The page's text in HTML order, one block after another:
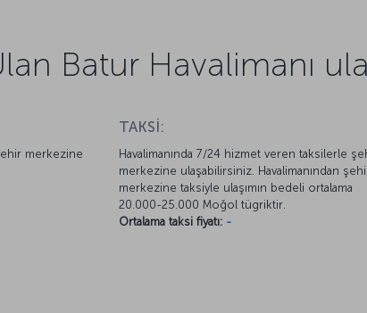
Batur Havalimanı
merkezine
TAKSİ:
Havalimanında 7/24 hizmet veren taksilerle
merkezine ulaşabilirsiniz. Havalimanından
merkezine taksiyle ulaşımın bedeli ortalama
20.000-25.000 Moğol tügriktir.
Ortalama taksi fiyatı: -